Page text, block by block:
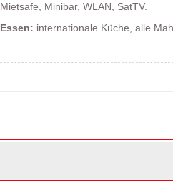
Mietsafe, Minibar, WLAN, SatTV.
Essen: internationale Küche, alle